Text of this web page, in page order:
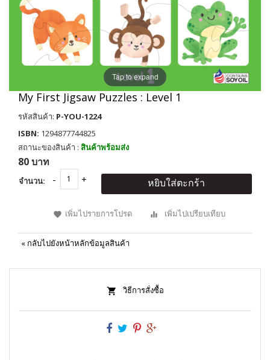
Tap to expand
My First Jigsaw Puzzles : Level 1
รหัสสินค้า: P-YOU-1224
ISBN: 1294877744825
สถานะของสินค้า : สินค้าพร้อมส่ง
80 บาท
จำนวน: หยิบใส่ตะกร้า
เพิ่มไปรายการโปรด เพิ่มไปเปรียบเทียบ
« กลับไปยังหน้าหลักข้อมูลสินค้า
วิธีการสั่งซื้อ